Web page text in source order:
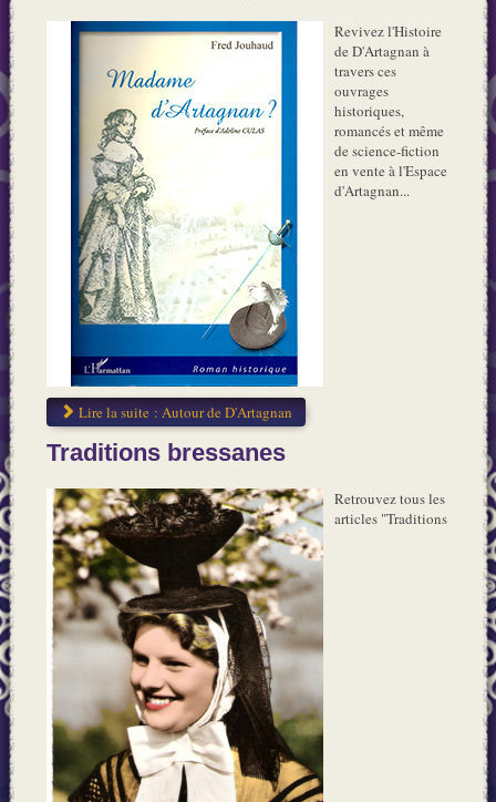
Revivez l'Histoire
de D'Artagnan à
travers ces
ouvrages
historiques,
romancés et même
de science-fiction
en vente à l'Espace
d'Artagnan...
Lire la suite : Autour de D'Artagnan
Traditions bressanes
Retrouvez tous les
articles "Traditions